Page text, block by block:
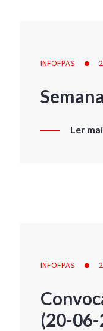
INFOFPAS
Ler
INFOFPAS
(20-